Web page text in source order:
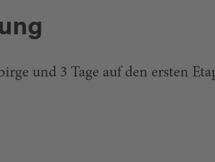
und 3 Tage auf den ersten